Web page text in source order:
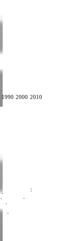
1990 2000 2010